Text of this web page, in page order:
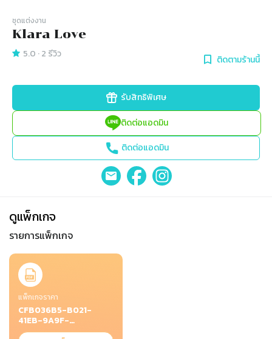
ชุดแต่งงาน
Klara Love
5.0 ·2 รีวิว ติดตามร้านนี้
รับสิทธิพิเศษ
ติดต่อแอดมิน
ติดต่อแอดมิน
ดูแพ็กเกจ
รายการแพ็กเกจ
Slide 1 of 1
แพ็กเกจราคา
CFB036B5-B021-
41EB-9A9F-
208FC697967B.jpeg